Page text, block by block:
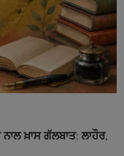
ਖ਼ਾਸ ਗੱਲਬਾਤ: ਲਾਹੌਰ,